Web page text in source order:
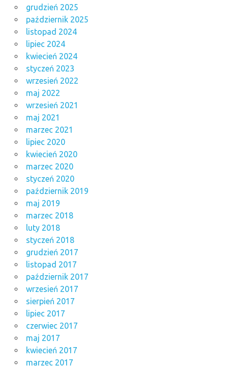
grudzień 2025
październik 2025
listopad 2024
lipiec 2024
kwiecień 2024
styczeń 2023
wrzesień 2022
maj 2022
wrzesień 2021
maj 2021
marzec 2021
lipiec 2020
kwiecień 2020
marzec 2020
styczeń 2020
październik 2019
maj 2019
marzec 2018
luty 2018
styczeń 2018
grudzień 2017
listopad 2017
październik 2017
wrzesień 2017
sierpień 2017
lipiec 2017
czerwiec 2017
maj 2017
kwiecień 2017
marzec 2017